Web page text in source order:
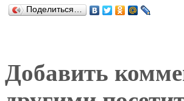
Поделиться…
Добавить